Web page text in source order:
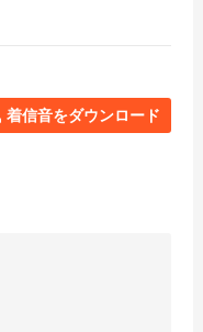
着信音をダウンロード